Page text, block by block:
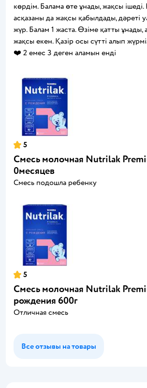
көрдім. Балама өте ұнады, жақсы
асқазаны да жақсы қабылдады, дәреті
жүр. Балам 1 жаста. Өзіме қатты
жақсы екен. Қазір осы сүтті алып
❤️ 2 емес 3 деген аламын енді
5
Смесь молочная Nutrilak
0месяцев
Смесь подошла ребенку
5
Смесь молочная Nutrilak
рождения 600г
Отличная смесь
Все отзывы на товары